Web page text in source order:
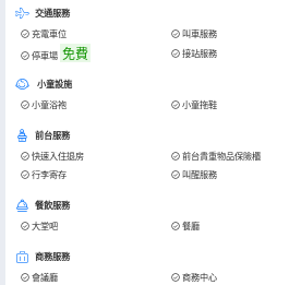
交通服務
充電車位 叫車服務
停車場 免費 接站服務
小童設施
小童浴袍 小童拖鞋
前台服務
快速入住退房 前台貴重物品保險櫃
行李寄存
叫醒服務
餐飲服務
大堂吧 餐廳
商務服務
會議廳 商務中心